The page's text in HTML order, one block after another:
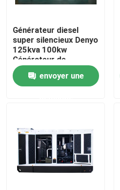
Visite d'usine
Contrôle de la qualité
Demande de soumission
Générateur diesel
super silencieux Denyo
125kva 100kw
Générateur de
puissance
envoyer une